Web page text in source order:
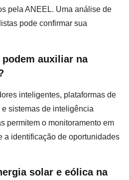
pela ANEEL. Uma análise de
pode confirmar sua
auxiliar na
inteligentes, plataformas de
e sistemas de inteligência
permitem o monitoramento em
a identificação de oportunidades
solar e eólica na